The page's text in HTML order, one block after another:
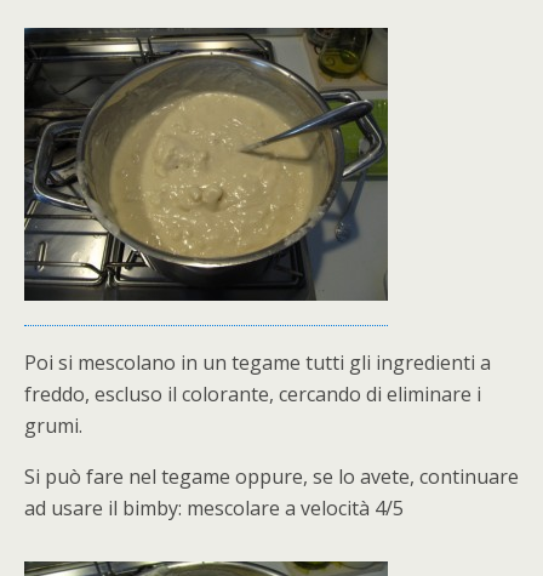
Poi si mescolano in un tegame tutti gli ingredienti a
freddo, escluso il colorante, cercando di eliminare i
grumi.
Si può fare nel tegame oppure, se lo avete, continuare
ad usare il bimby: mescolare a velocità 4/5